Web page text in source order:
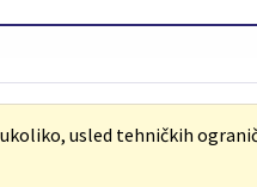
usled tehničkih